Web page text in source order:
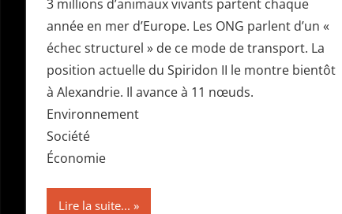
3 millions d’animaux vivants partent chaque
année en mer d’Europe. Les ONG parlent d’un «
échec structurel » de ce mode de transport. La
position actuelle du Spiridon II le montre bientôt
à Alexandrie. Il avance à 11 nœuds.
Environnement
Société
Économie
Lire la suite...